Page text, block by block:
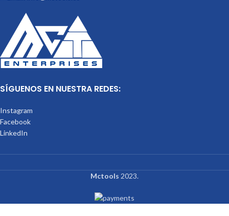
SÍGUENOS EN NUESTRA REDES:
Instagram
Facebook
LinkedIn
Mctools 2023.